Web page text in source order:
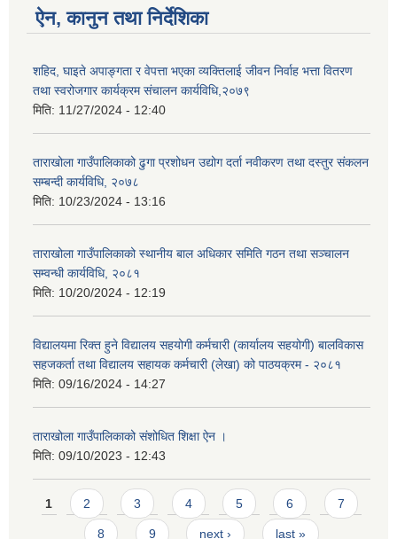
ऐन, कानुन तथा निर्देशिका
शहिद, घाइते अपाङ्गता र वेपत्ता भएका व्यक्तिलाई जीवन निर्वाह भत्ता वितरण
तथा स्वरोजगार कार्यक्रम संचालन कार्यविधि,२०७९
मिति: 11/27/2024 - 12:40
ताराखोला गाउँपालिकाको ढुगा प्रशोधन उद्योग दर्ता नवीकरण तथा दस्तुर संकलन
सम्बन्दी कार्यविधि, २०७८
मिति: 10/23/2024 - 13:16
ताराखोला गाउँपालिकाको स्थानीय बाल अधिकार समिति गठन तथा सञ्चालन
सम्वन्धी कार्यविधि, २०८१
मिति: 10/20/2024 - 12:19
विद्यालयमा रिक्त हुने विद्यालय सहयोगी कर्मचारी (कार्यालय सहयोगी) बालविकास
सहजकर्ता तथा विद्यालय सहायक कर्मचारी (लेखा) को पाठयक्रम - २०८१
मिति: 09/16/2024 - 14:27
ताराखोला गाउँपालिकाको संशोधित शिक्षा ऐन ।
मिति: 09/10/2023 - 12:43
Pages
1 2 3 4 5 6 7
8 9 next › last »